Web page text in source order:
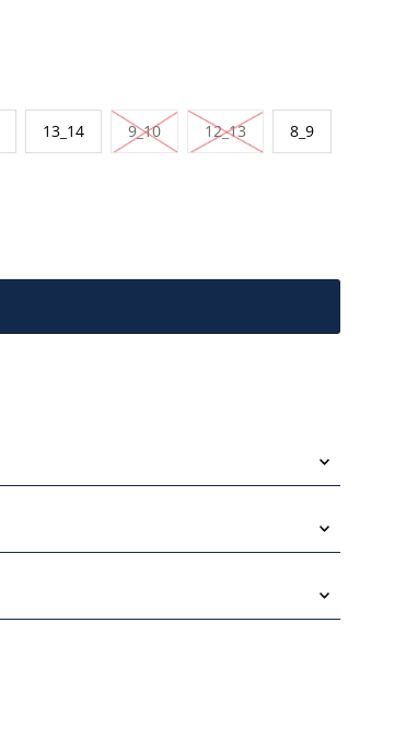
13_14 9_10Stoc epuizat sau Indisponibil
12_13Stoc epuizat sau
8_9